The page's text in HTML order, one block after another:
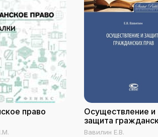
право
Осуществление и
защита
прав
Вавилин Е.В.